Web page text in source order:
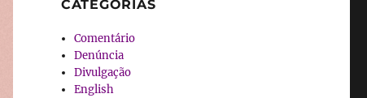
CATEGORIAS
Comentário
Denúncia
Divulgação
English